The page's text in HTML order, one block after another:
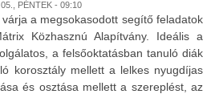
PÉNTEK - 09:10
a megsokasodott segítő feladatok
Közhasznú Alapítvány. Ideális a
a felsőoktatásban tanuló diák
korosztály mellett a lelkes nyugdíjas
és osztása mellett a szereplést, az